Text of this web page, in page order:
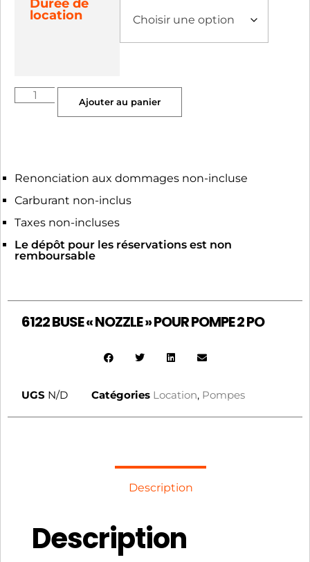
Durée de
location
Ajouter au panier
Renonciation aux dommages non-incluse
Carburant non-inclus
Taxes non-incluses
Le dépôt pour les réservations est non
remboursable
6122 BUSE « NOZZLE » POUR POMPE 2 PO
UGS N/D Catégories Location, Pompes
Description
Description